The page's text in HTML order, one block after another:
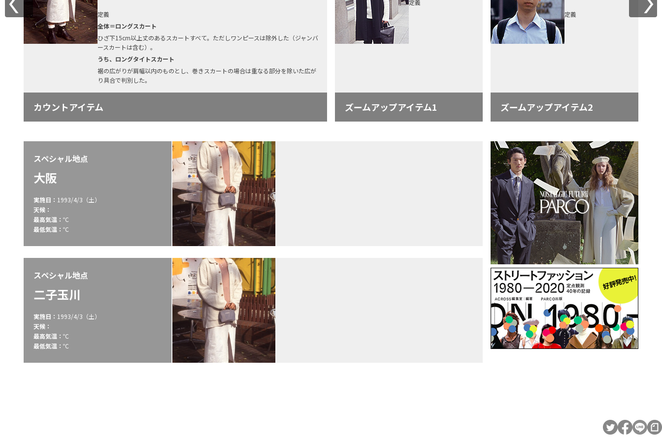
定義
全体＝ロングスカート
ひざ下15cm以上丈のあるスカートすべて。ただしワンピースは除外した（ジャンバ
ースカートは含む）。
うち、ロングタイトスカート
裾の広がりが肩幅以内のものとし、巻きスカートの場合は重なる部分を除いた広が
り具合で判別した。
カウントアイテム
定義
ズームアップアイテム1
定義
ズームアップアイテム2
スペシャル地点
大阪
実施日： 1993/4/3（土）
天候：
最高気温： ℃
最低気温： ℃
スペシャル地点
二子玉川
実施日： 1993/4/3（土）
天候：
最高気温： ℃
最低気温： ℃